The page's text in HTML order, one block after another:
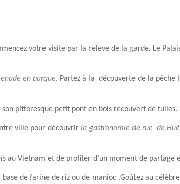
votre visite par la relève de la garde. Le
en barque. Partez à la découverte de la pêche
pittoresque petit pont en bois recouvert de tuiles.
ville pour découvrir la gastronomie de rue de
au Vietnam et de profiter d’un moment de partage
de farine de riz ou de manioc .Goûtez au